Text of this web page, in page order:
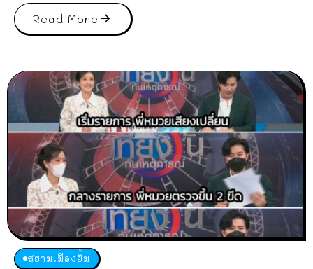
Read More
สยามเมืองยิ้ม